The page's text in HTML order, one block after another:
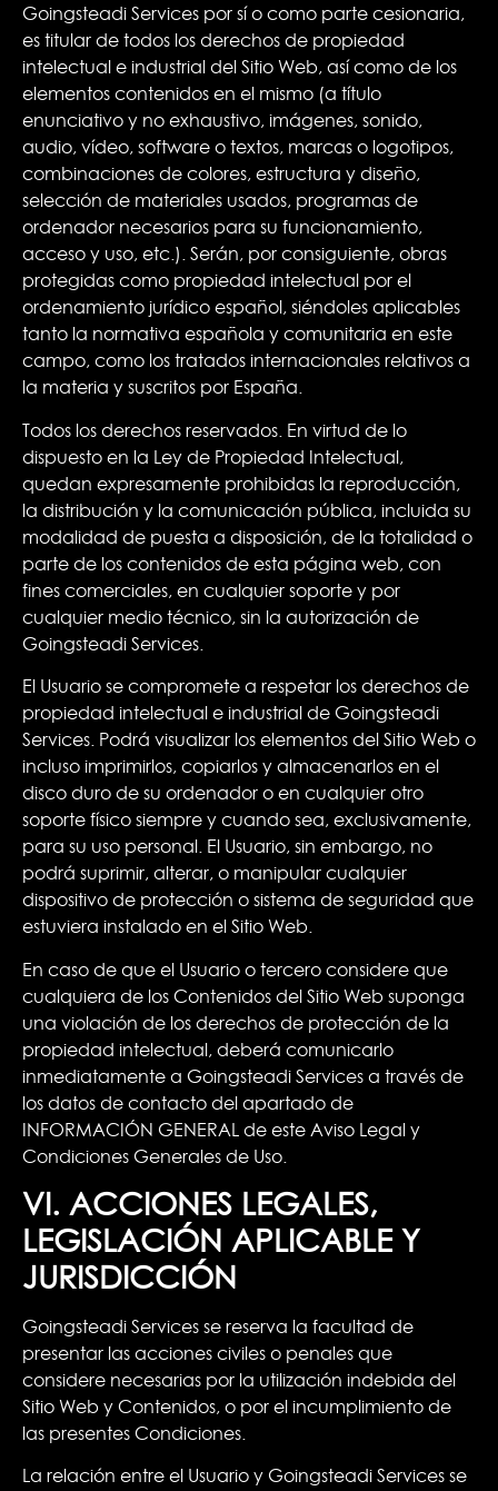
Goingsteadi Services por sí o como parte cesionaria,
es titular de todos los derechos de propiedad
intelectual e industrial del Sitio Web, así como de los
elementos contenidos en el mismo (a título
enunciativo y no exhaustivo, imágenes, sonido,
audio, vídeo, software o textos, marcas o logotipos,
combinaciones de colores, estructura y diseño,
selección de materiales usados, programas de
ordenador necesarios para su funcionamiento,
acceso y uso, etc.). Serán, por consiguiente, obras
protegidas como propiedad intelectual por el
ordenamiento jurídico español, siéndoles aplicables
tanto la normativa española y comunitaria en este
campo, como los tratados internacionales relativos a
la materia y suscritos por España.
Todos los derechos reservados. En virtud de lo
dispuesto en la Ley de Propiedad Intelectual,
quedan expresamente prohibidas la reproducción,
la distribución y la comunicación pública, incluida su
modalidad de puesta a disposición, de la totalidad o
parte de los contenidos de esta página web, con
fines comerciales, en cualquier soporte y por
cualquier medio técnico, sin la autorización de
Goingsteadi Services.
El Usuario se compromete a respetar los derechos de
propiedad intelectual e industrial de Goingsteadi
Services. Podrá visualizar los elementos del Sitio Web o
incluso imprimirlos, copiarlos y almacenarlos en el
disco duro de su ordenador o en cualquier otro
soporte físico siempre y cuando sea, exclusivamente,
para su uso personal. El Usuario, sin embargo, no
podrá suprimir, alterar, o manipular cualquier
dispositivo de protección o sistema de seguridad que
estuviera instalado en el Sitio Web.
En caso de que el Usuario o tercero considere que
cualquiera de los Contenidos del Sitio Web suponga
una violación de los derechos de protección de la
propiedad intelectual, deberá comunicarlo
inmediatamente a Goingsteadi Services a través de
los datos de contacto del apartado de
INFORMACIÓN GENERAL de este Aviso Legal y
Condiciones Generales de Uso.
VI. ACCIONES LEGALES,
LEGISLACIÓN APLICABLE Y
JURISDICCIÓN
Goingsteadi Services se reserva la facultad de
presentar las acciones civiles o penales que
considere necesarias por la utilización indebida del
Sitio Web y Contenidos, o por el incumplimiento de
las presentes Condiciones.
La relación entre el Usuario y Goingsteadi Services se